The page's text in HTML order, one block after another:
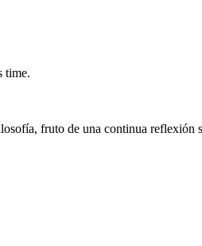
time.
fruto de una continua reflexión